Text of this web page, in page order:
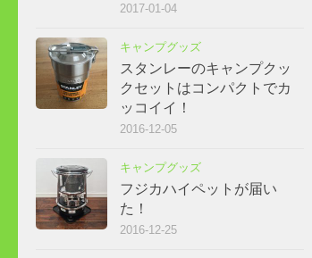
2017-01-04
キャンプグッズ
スタンレーのキャンプクッ
クセットはコンパクトでカ
ッコイイ！
2016-12-05
キャンプグッズ
フジカハイペットが届い
た！
2016-12-25